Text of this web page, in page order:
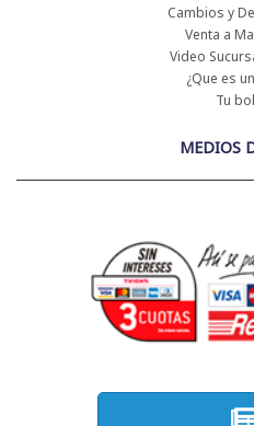
Cambios y
Venta a
Video
¿Que es
Tu
MEDIOS